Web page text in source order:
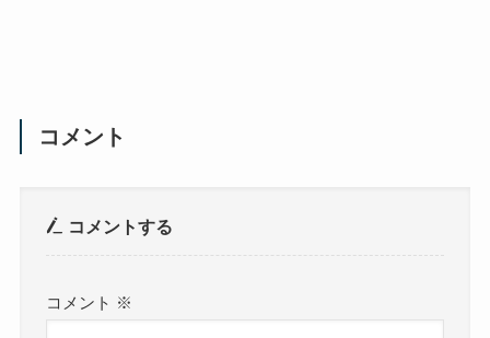
コメント
コメントする
コメント ※